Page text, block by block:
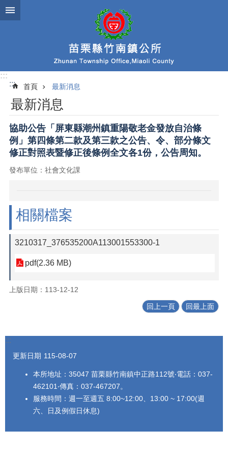
跳到主要內容區塊
:::
:::
首頁 最新消息
最新消息
協助公告「屏東縣潮州鎮重陽敬老金發放自治條
例」第四條第二款及第三款之公告、令、部分條文
修正對照表暨修正後條例全文各1份，公告周知。
發布單位：社會文化課
相關檔案
3210317_376535200A113001553300-1
pdf(2.36 MB)
上版日期：113-12-12
回上一頁 回最上面
:::
更新日期 115-08-07
本所地址：35047 苗栗縣竹南鎮中正路112號‧電話：037-
462101‧傳真：037-467207。
服務時間：週一至週五 8:00~12:00、13:00 ~ 17:00(週
六、日及例假日休息)